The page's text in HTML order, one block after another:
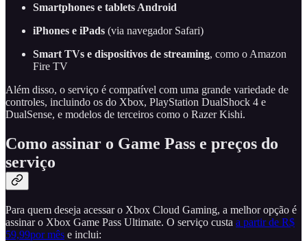
Smartphones e tablets Android
iPhones e iPads (via navegador Safari)
Smart TVs e dispositivos de streaming, como o Amazon
Fire TV
Além disso, o serviço é compatível com uma grande variedade de
controles, incluindo os do Xbox, PlayStation DualShock 4 e
DualSense, e modelos de terceiros como o Razer Kishi.
Como assinar o Game Pass e preços do
serviço
Para quem deseja acessar o Xbox Cloud Gaming, a melhor opção é
assinar o Xbox Game Pass Ultimate. O serviço custa a partir de R$
59,99por mês e inclui: